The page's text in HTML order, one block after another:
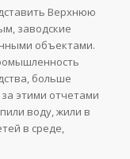
Верхнюю
заводские
объектами.
больше
этими отчетами
воду, жили в
в среде,